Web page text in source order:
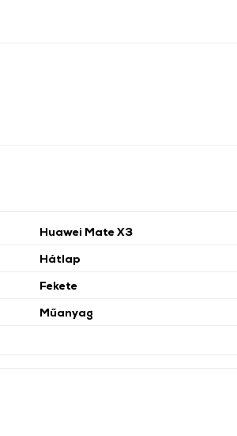
Huawei Mate X3
Hátlap
Fekete
Műanyag